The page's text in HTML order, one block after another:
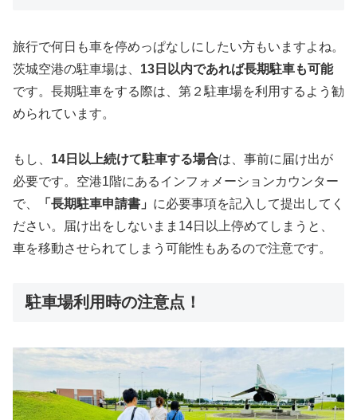
旅行で何日も車を停めっぱなしにしたい方もいますよね。
茨城空港の駐車場は、 13日以内であれば長期駐車も可能
です。長期駐車をする際は、第２駐車場を利用するよう勧
められています。
もし、 14日以上続けて駐車する場合は、事前に届け出が
必要です。空港1階にあるインフォメーションカウンター
で、
「長期駐車申請書」 に必要事項を記入して提出してく
ださい。届け出をしないまま14日以上停めてしまうと、
車を移動させられてしまう可能性もあるので注意です。
駐車場利用時の注意点！